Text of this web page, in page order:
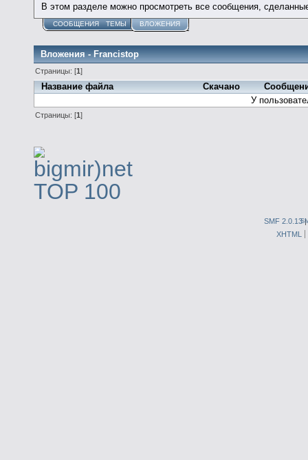
В этом разделе можно просмотреть все сообщения,
СООБЩЕНИЯ ТЕМЫ ВЛОЖЕНИЯ
Вложения - Francistop
Страницы: [1]
Название файла Скачано
У
Страницы: [1]
SMF 2.0.13|
XHTML